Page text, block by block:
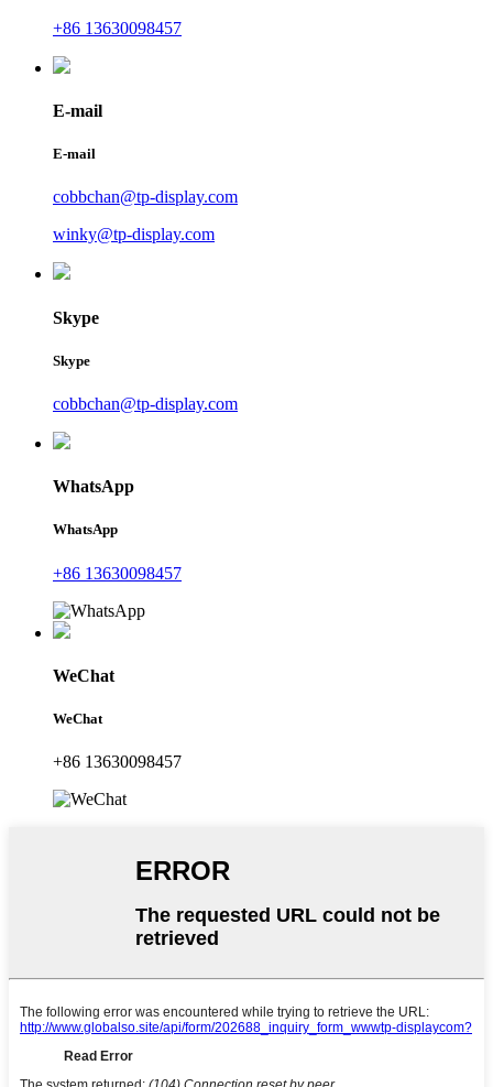
+86 13630098457
E-mail
E-mail
cobbchan@tp-display.com
winky@tp-display.com
Skype
Skype
cobbchan@tp-display.com
WhatsApp
WhatsApp
+86 13630098457
WeChat
WeChat
+86 13630098457